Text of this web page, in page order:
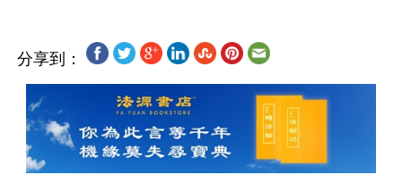
分享到：